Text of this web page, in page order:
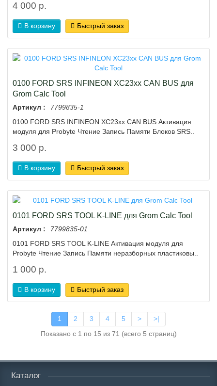
4 000 р.
В корзину Быстрый заказ
0100 FORD SRS INFINEON XC23xx CAN BUS для
Grom Calc Tool
Артикул :
7799835-1
0100 FORD SRS INFINEON XC23xx CAN BUS Активация
модуля для Probyte Чтение Запись Памяти Блоков SRS..
3 000 р.
В корзину Быстрый заказ
0101 FORD SRS TOOL K-LINE для Grom Calc Tool
Артикул :
7799835-01
0101 FORD SRS TOOL K-LINE Активация модуля для
Probyte Чтение Запись Памяти неразборных пластиковы..
1 000 р.
В корзину Быстрый заказ
1 2 3 4 5 >
>|
Показано с 1 по 15 из 71 (всего 5 страниц)
Каталог